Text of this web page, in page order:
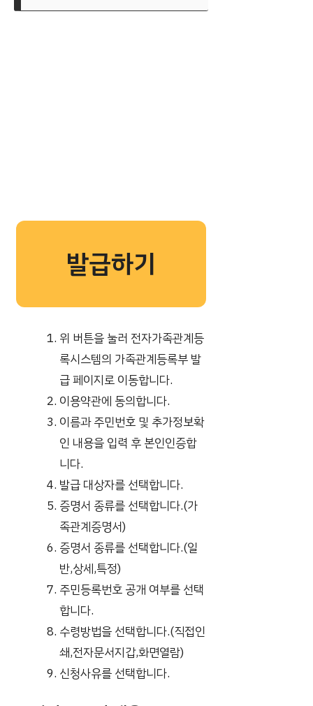
발급하기
위 버튼을 눌러 전자가족관계등
록시스템의 가족관계등록부 발
급 페이지로 이동합니다.
이용약관에 동의합니다.
이름과 주민번호 및 추가정보확
인 내용을 입력 후 본인인증합
니다.
발급 대상자를 선택합니다.
증명서 종류를 선택합니다.(가
족관계증명서)
증명서 종류를 선택합니다.(일
반,상세,특정)
주민등록번호 공개 여부를 선택
합니다.
수령방법을 선택합니다.(직접인
쇄,전자문서지갑,화면열람)
신청사유를 선택합니다.